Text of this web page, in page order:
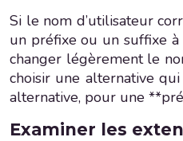
Si le nom d’utilisateur
un préfixe ou un suffixe à
changer légèrement le
choisir une alternative
alternative, pour une
Examiner les